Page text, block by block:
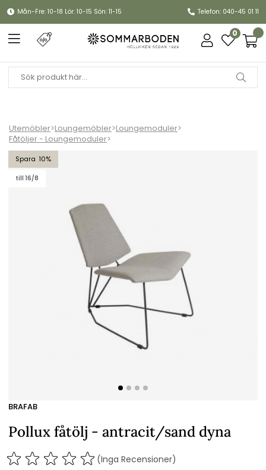
Mån-Fre: 10-18 Lör: 10-15 Sön: 11-15 Telefon: 040-45 01 11
0
Utemöbler>Loungemöbler>Loungemoduler>
Fåtöljer - Loungemoduler>
10
till 16/8
Pollux fåtölj - antracit/sand dyna
BRAFAB
Pollux fåtölj - antracit/sand dyna
(Inga Recensioner)